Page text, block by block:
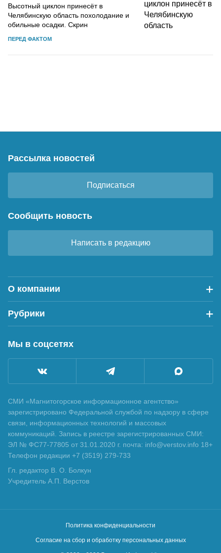
Высотный циклон принесёт в
Челябинскую область похолодание и
обильные осадки. Скрин
ПЕРЕД ФАКТОМ
Рассылка новостей
Подписаться
Сообщить новость
Написать в редакцию
О компании
Рубрики
Мы в соцсетях
СМИ «Магнитогорское информационное агентство»
зарегистрировано Федеральной службой по надзору в сфере
связи, информационных технологий и массовых
коммуникаций. Запись в реестре зарегистрированных СМИ:
ЭЛ № ФС77-77805 от 31.01.2020 г. почта: info@verstov.info 18+
Телефон редакции +7 (3519) 279-733
Гл. редактор В. О. Болкун
Учредитель А.П. Верстов
Политика конфиденциальности
Согласие на сбор и обработку персональных данных